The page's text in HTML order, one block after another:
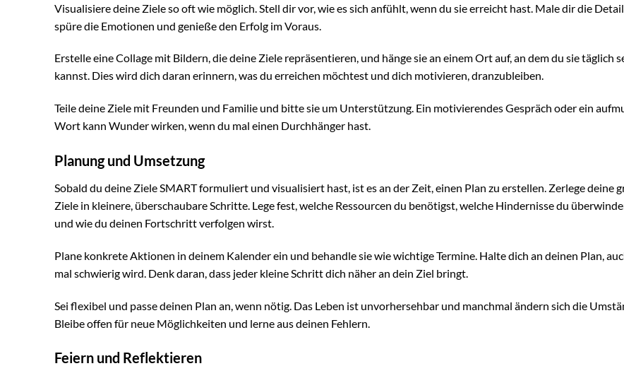
Visualisiere deine Ziele so oft wie möglich. Stell dir vor, wie es sich anfühlt, wenn du sie erreicht hast. Male dir die
spüre die Emotionen und genieße den Erfolg im Voraus.
Erstelle eine Collage mit Bildern, die deine Ziele repräsentieren, und hänge sie an einem Ort auf, an dem du sie täglich
kannst. Dies wird dich daran erinnern, was du erreichen möchtest und dich motivieren, dranzubleiben.
Teile deine Ziele mit Freunden und Familie und bitte sie um Unterstützung. Ein motivierendes Gespräch oder ein
Wort kann Wunder wirken, wenn du mal einen Durchhänger hast.
Planung und Umsetzung
Sobald du deine Ziele SMART formuliert und visualisiert hast, ist es an der Zeit, einen Plan zu erstellen. Zerlege deine
Ziele in kleinere, überschaubare Schritte. Lege fest, welche Ressourcen du benötigst, welche Hindernisse du
und wie du deinen Fortschritt verfolgen wirst.
Plane konkrete Aktionen in deinem Kalender ein und behandle sie wie wichtige Termine. Halte dich an deinen Plan,
mal schwierig wird. Denk daran, dass jeder kleine Schritt dich näher an dein Ziel bringt.
Sei flexibel und passe deinen Plan an, wenn nötig. Das Leben ist unvorhersehbar und manchmal ändern sich die
Bleibe offen für neue Möglichkeiten und lerne aus deinen Fehlern.
Feiern und Reflektieren